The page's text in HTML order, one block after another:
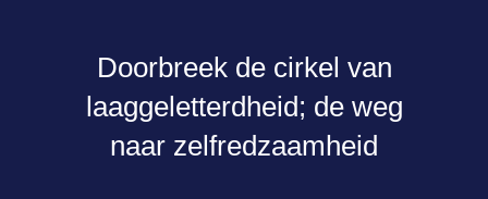
Doorbreek de cirkel van
laaggeletterdheid; de weg
naar zelfredzaamheid